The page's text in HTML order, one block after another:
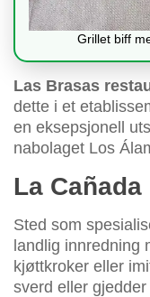
Grillet biff
Las Brasas
dette i et
en eksepsjonell
nabolaget Los
La Cañada
Sted som
landlig innredning
kjøttkroker eller
sverd eller